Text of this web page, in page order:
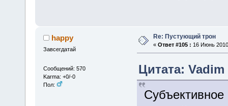
happy
Завсегдатай
Сообщений: 570
Karma: +0/-0
Пол:
Re: Пустующий трон
« Ответ #105 : 16 Июнь
Цитата: